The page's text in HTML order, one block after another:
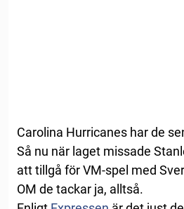
Carolina Hurricanes har de
Så nu när laget missade
att tillgå för VM-spel med
OM de tackar ja, alltså.